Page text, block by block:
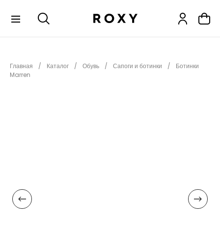
НОВИНКИ
АКСЕССУАРЫ
Главная Каталог Обувь Сапоги и ботинки
Ботинки
Marren